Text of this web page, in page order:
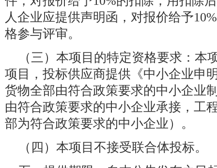
人企业应提供声明函，对报价给予
格参与评审。
（三）本项目的特定资格要求：本
项目，投标供应商提供《中小企业申
货物全部由符合政策要求的中小企业
由符合政策要求的中小企业承接，工
部为符合政策要求的中小企业）。
（四）本项目不接受联合体投标。